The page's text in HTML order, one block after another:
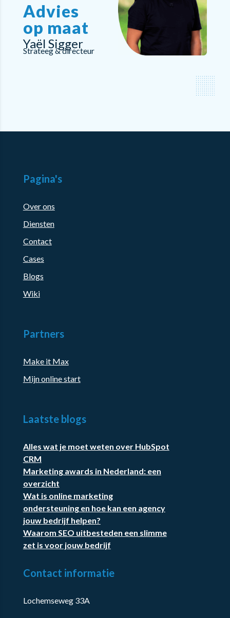
Advies
op maat
Yaël Sigger
Strateeg & directeur
Pagina's
Over ons
Diensten
Contact
Cases
Blogs
Wiki
Partners
Make it Max
Mijn online start
Laatste blogs
Alles wat je moet weten over HubSpot
CRM
Marketing awards in Nederland: een
overzicht
Wat is online marketing
ondersteuning en hoe kan een agency
jouw bedrijf helpen?
Waarom SEO uitbesteden een slimme
zet is voor jouw bedrijf
Contact informatie
Lochemseweg 33A